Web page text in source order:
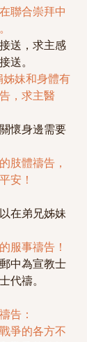
聯合崇拜中
送，求主感
送。
姊妹和身體有
，求主醫
懷身邊需要
肢體禱告，
安！
在弟兄姊妹
服事禱告！
中為宣教士
代禱。
告：
爭的各方不